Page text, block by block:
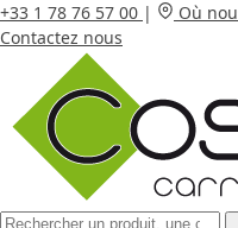
+33 1 78 76 57 00 | Où
Contactez nous